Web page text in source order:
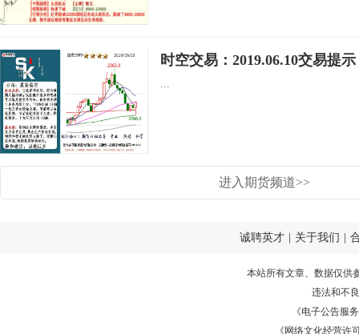
时空交易：2019.06.10交易提示
...
进入期货频道>>
诚聘英才 关于我们
本站所有文章、数据仅供
违法和不
《电子公告服务
《网络文化经营许